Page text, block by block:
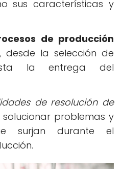
sus características y
de producción
desde la selección de
la entrega del
de resolución de
problemas y
surjan durante el